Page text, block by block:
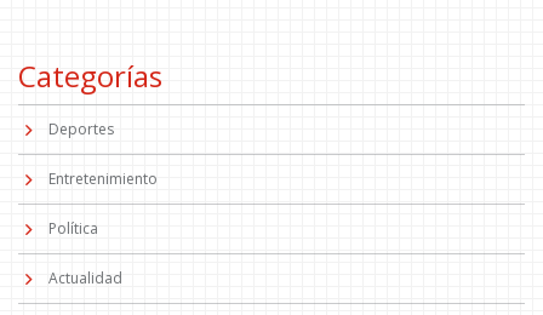
Categorías
Deportes
Entretenimiento
Política
Actualidad